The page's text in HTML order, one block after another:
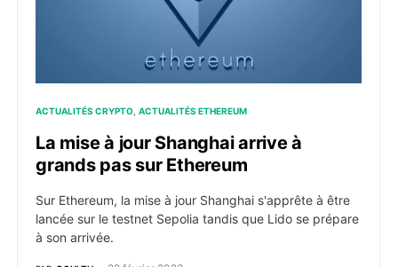
ACTUALITÉS CRYPTO ACTUALITÉS ETHEREUM
La mise à jour Shanghai arrive à
grands pas sur Ethereum
Sur Ethereum, la mise à jour Shanghai s'apprête à être
lancée sur le testnet Sepolia tandis que Lido se prépare
à son arrivée.